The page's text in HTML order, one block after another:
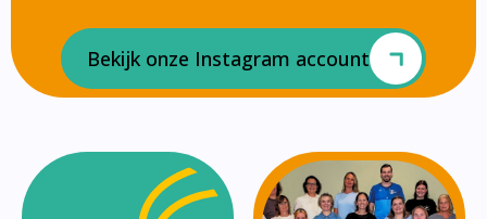
Bekijk onze Instagram account